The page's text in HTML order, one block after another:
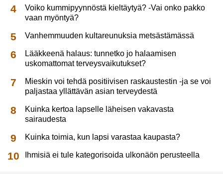
Voiko kummipyynnöstä kieltäytyä? -Vai onko pakko
vaan myöntyä?
Vanhemmuuden kultareunuksia metsästämässä
Lääkkeenä halaus: tunnetko jo halaamisen
uskomattomat terveysvaikutukset?
Mieskin voi tehdä positiivisen raskaustestin -ja se voi
paljastaa yllättävän asian terveydestä
Kuinka kertoa lapselle läheisen vakavasta
sairaudesta
Kuinka toimia, kun lapsi varastaa kaupasta?
Ihmisiä ei tule kategorisoida ulkonäön perusteella